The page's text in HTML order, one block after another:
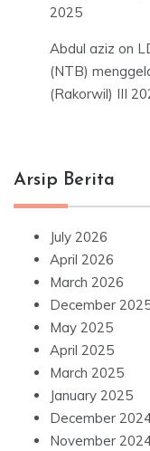
2025
Abdul aziz on
(NTB)
(Rakorwil) III
Arsip Berita
July 2026
April 2026
March 2026
December
May 2025
April 2025
March 2025
January 2025
December
November